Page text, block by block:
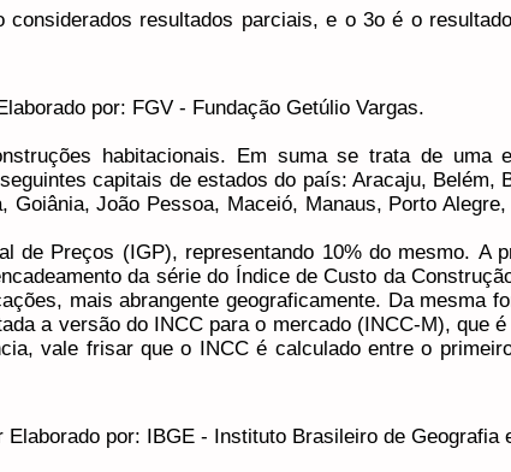
resultados parciais, e o 3o é o
por: FGV - Fundação Getúlio Vargas.
habitacionais. Em suma se trata de uma
capitais de estados do país: Aracaju, Belém,
Goiânia, João Pessoa, Maceió, Manaus, Porto
de Preços (IGP), representando 10% do mesmo. A
da série do Índice de Custo da
mais abrangente geograficamente. Da mesma
a versão do INCC para o mercado (INCC-M), que
vale frisar que o INCC é calculado entre o
por: IBGE - Instituto Brasileiro de Geografia